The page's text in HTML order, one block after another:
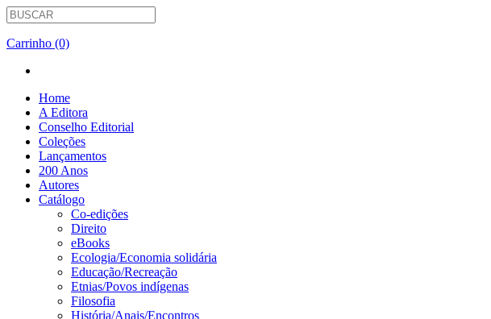
Carrinho (0)
Home
A Editora
Conselho Editorial
Coleções
Lançamentos
200 Anos
Autores
Catálogo
Co-edições
Direito
eBooks
Ecologia/Economia solidária
Educação/Recreação
Etnias/Povos indígenas
Filosofia
História/Anais/Encontros